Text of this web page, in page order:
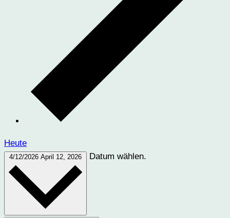
Heute
4/12/2026 April 12, 2026 Datum wählen.